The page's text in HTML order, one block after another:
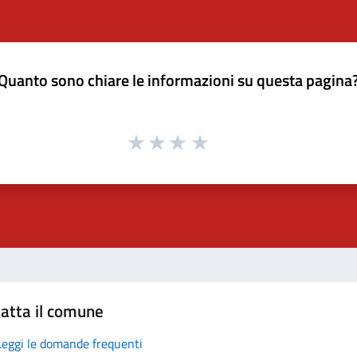
sono chiare le informazioni su questa
il comune
le domande frequenti